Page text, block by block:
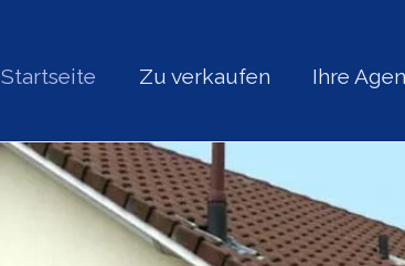
Startseite Zu verkaufen Ihre